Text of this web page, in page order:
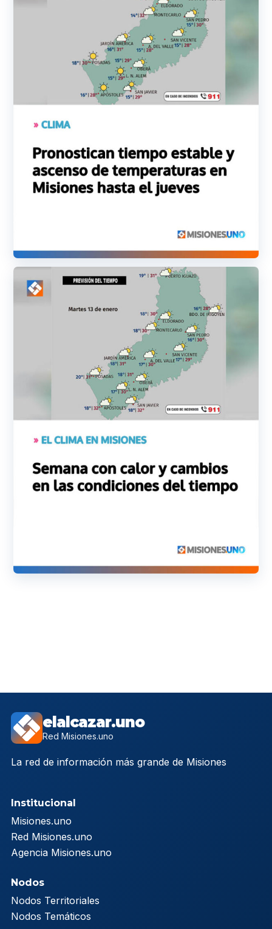
elalcazar.uno
Red Misiones.uno
La red de información más grande de Misiones
Institucional
Misiones.uno
Red Misiones.uno
Agencia Misiones.uno
Nodos
Nodos Territoriales
Nodos Temáticos